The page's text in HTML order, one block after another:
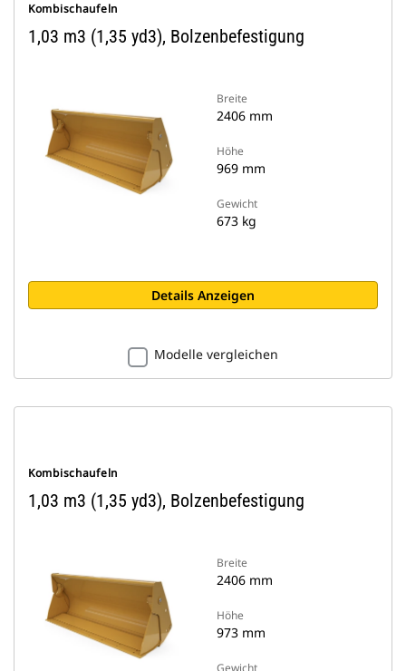
Kombischaufeln
1,03 m3 (1,35 yd3), Bolzenbefestigung
Breite
2406 mm
Höhe
969 mm
Gewicht
673 kg
Details Anzeigen
Modelle vergleichen
Kombischaufeln
1,03 m3 (1,35 yd3), Bolzenbefestigung
Breite
2406 mm
Höhe
973 mm
Gewicht